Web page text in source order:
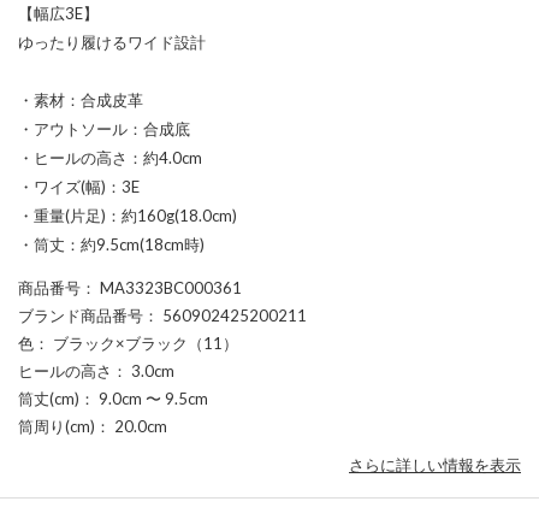
【幅広3E】
ゆったり履けるワイド設計
・素材：合成皮革
・アウトソール：合成底
・ヒールの高さ：約4.0cm
・ワイズ(幅)：3E
・重量(片足)：約160g(18.0cm)
・筒丈：約9.5cm(18cm時)
商品番号 ： MA3323BC000361
ブランド商品番号 ： 560902425200211
色 ： ブラック×ブラック（11）
ヒールの高さ ： 3.0cm
筒丈(cm) ： 9.0cm 〜 9.5cm
筒周り(cm) ： 20.0cm
さらに詳しい情報を表示